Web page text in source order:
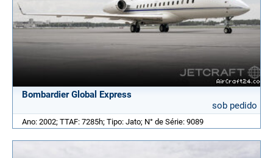
Bombardier Global Express
sob pedido
Ano: 2002; TTAF: 7285h; Tipo: Jato; N° de Série: 9089